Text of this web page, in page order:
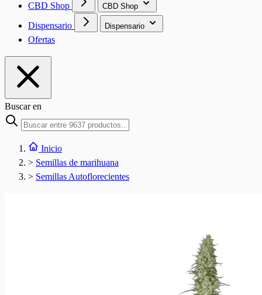
CBD Shop CBD Shop
Dispensario Dispensario
Ofertas
Buscar en
Inicio
> Semillas de marihuana
> Semillas Autoflorecientes